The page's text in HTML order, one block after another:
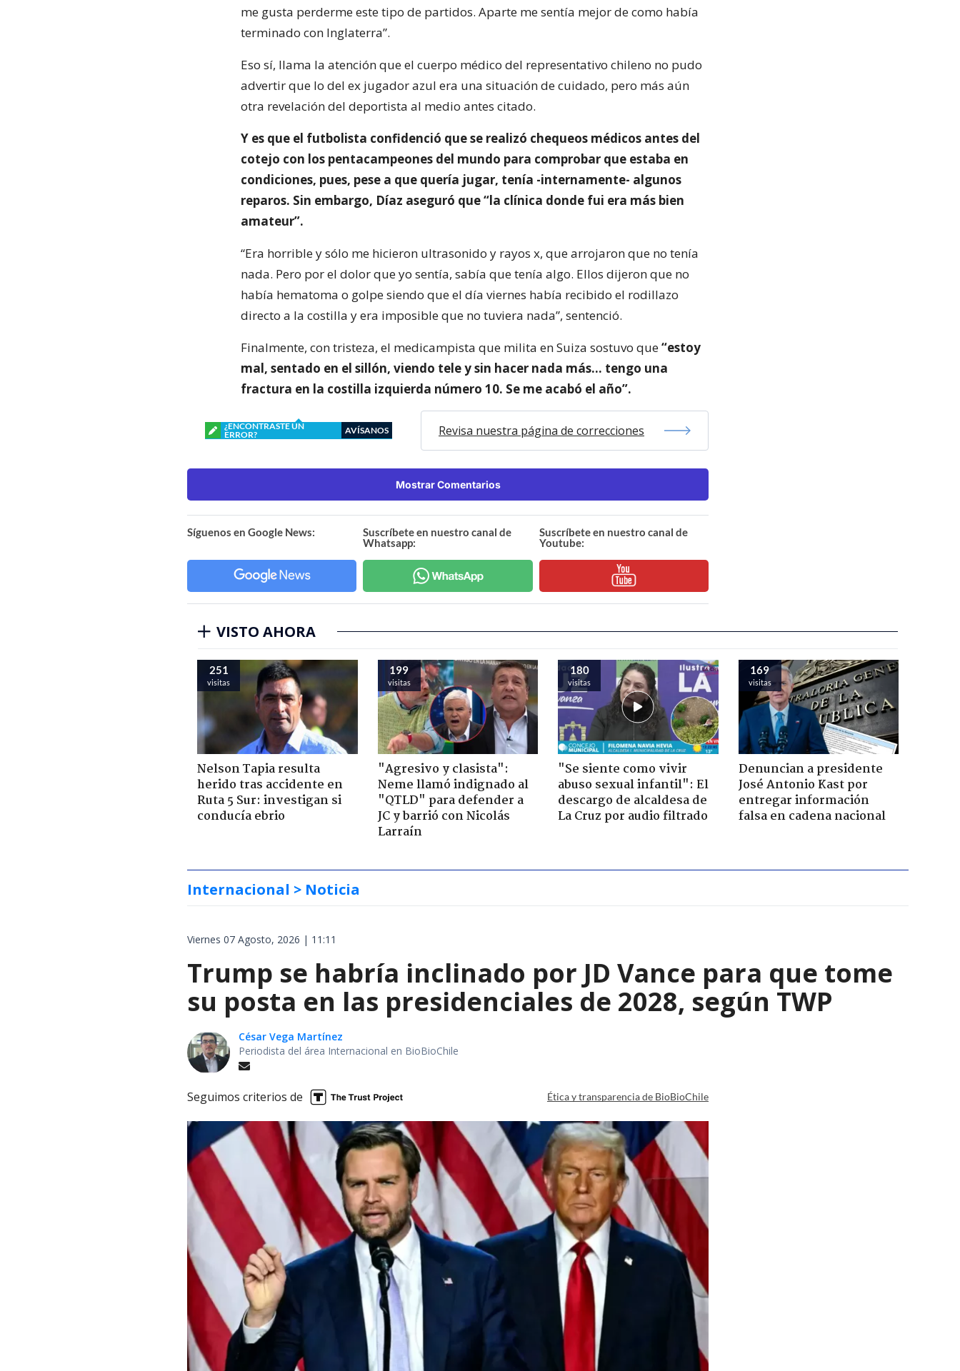
me gusta perderme este tipo de partidos. Aparte me sentía mejor de como había
terminado con Inglaterra”.
Eso sí, llama la atención que el cuerpo médico del representativo chileno no pudo
advertir que lo del ex jugador azul era una situación de cuidado, pero más aún
otra revelación del deportista al medio antes citado.
Y es que el futbolista confidenció que se realizó chequeos médicos antes del
cotejo con los pentacampeones del mundo para comprobar que estaba en
condiciones, pues, pese a que quería jugar, tenía -internamente- algunos
reparos. Sin embargo, Díaz aseguró que “la clínica donde fui era más bien
amateur”.
“Era horrible y sólo me hicieron ultrasonido y rayos x, que arrojaron que no tenía
nada. Pero por el dolor que yo sentía, sabía que tenía algo. Ellos dijeron que no
había hematoma o golpe siendo que el día viernes había recibido el rodillazo
directo a la costilla y era imposible que no tuviera nada”, sentenció.
Finalmente, con tristeza, el medicampista que milita en Suiza sostuvo que“estoy
mal, sentado en el sillón, viendo tele y sin hacer nada más… tengo una
fractura en la costilla izquierda número 10. Se me acabó el año”.
¿ENCONTRASTE UN
ERROR?
AVÍSANOS Revisa nuestra página de correcciones
Mostrar Comentarios
Síguenos en Google News:
Suscríbete en nuestro canal de
Whatsapp:
Suscríbete en nuestro canal de
Youtube:
VISTO AHORA
251
visitas
Nelson Tapia resulta
herido tras accidente en
Ruta 5 Sur: investigan si
conducía ebrio
199
visitas
"Agresivo y clasista":
Neme llamó indignado al
"QTLD" para defender a
JC y barrió con Nicolás
Larraín
180
visitas
"Se siente como vivir
abuso sexual infantil": El
descargo de alcaldesa de
La Cruz por audio filtrado
169
visitas
Denuncian a presidente
José Antonio Kast por
entregar información
falsa en cadena nacional
Internacional > Noticia
Viernes 07 Agosto, 2026 | 11:11
Trump se habría inclinado por JD Vance para que tome
su posta en las presidenciales de 2028, según TWP
César Vega Martínez
Periodista del área Internacional en BioBioChile
Seguimos criterios de Ética y transparencia de BioBioChile